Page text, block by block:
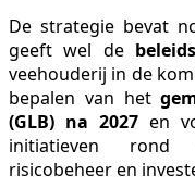
De strategie bevat
geeft wel de
veehouderij in de
bepalen van het
(GLB) na 2027en
initiatieven
rond
risicobeheer en